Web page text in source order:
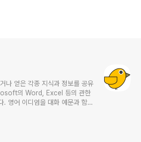
나 얻은 각종 지식과 정보를 공유
의 Word, Excel 등의 관한
. 영어 이디엄을 대화 예문과 함께
materials for foreigners
introduces practical